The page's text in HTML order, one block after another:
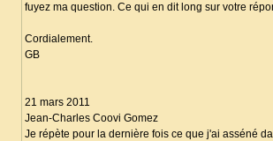
fuyez ma question. Ce qui en dit long sur votre
Cordialement.
GB
21 mars 2011
Jean-Charles Coovi Gomez
Je répète pour la dernière fois ce que j'ai asséné